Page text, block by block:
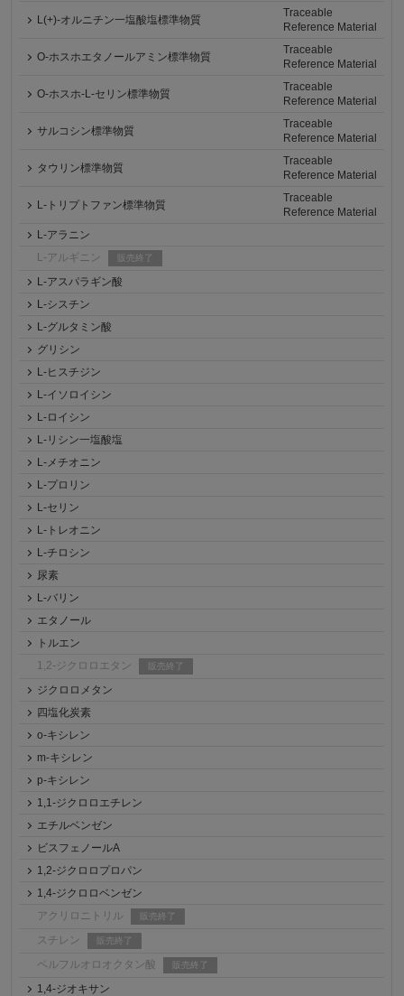
L(+)-オルニチン一塩酸塩標準物質
Traceable
Reference Material
O-ホスホエタノールアミン標準物質
Traceable
Reference Material
O-ホスホ-L-セリン標準物質
Traceable
Reference Material
サルコシン標準物質
Traceable
Reference Material
タウリン標準物質
Traceable
Reference Material
L-トリプトファン標準物質
Traceable
Reference Material
L-アラニン
L-アルギニン
販売終了
L-アスパラギン酸
L-シスチン
L-グルタミン酸
グリシン
L-ヒスチジン
L-イソロイシン
L-ロイシン
L-リシン一塩酸塩
L-メチオニン
L-プロリン
L-セリン
L-トレオニン
L-チロシン
尿素
L-バリン
エタノール
トルエン
1,2-ジクロロエタン
販売終了
ジクロロメタン
四塩化炭素
o-キシレン
m-キシレン
p-キシレン
1,1-ジクロロエチレン
エチルベンゼン
ビスフェノールA
1,2-ジクロロプロパン
1,4-ジクロロベンゼン
アクリロニトリル
販売終了
スチレン 販売終了
ペルフルオロオクタン酸 販売終了
1,4-ジオキサン